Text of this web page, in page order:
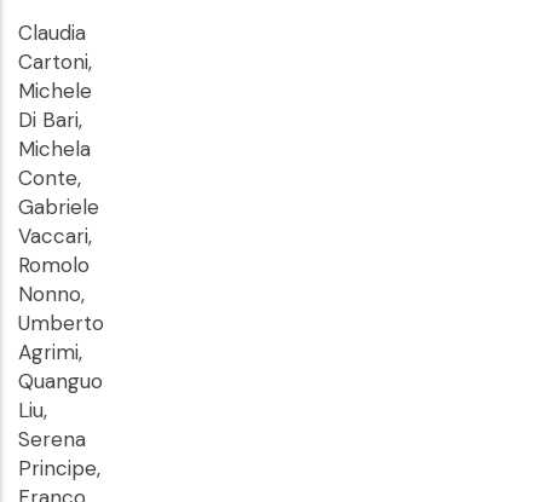
Claudia
Cartoni,
Michele
Di Bari,
Michela
Conte,
Gabriele
Vaccari,
Romolo
Nonno,
Umberto
Agrimi,
Quanguo
Liu,
Serena
Principe,